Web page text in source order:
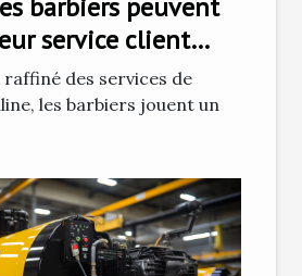
service client
une clientèle
raffiné des services de
les barbiers jouent un